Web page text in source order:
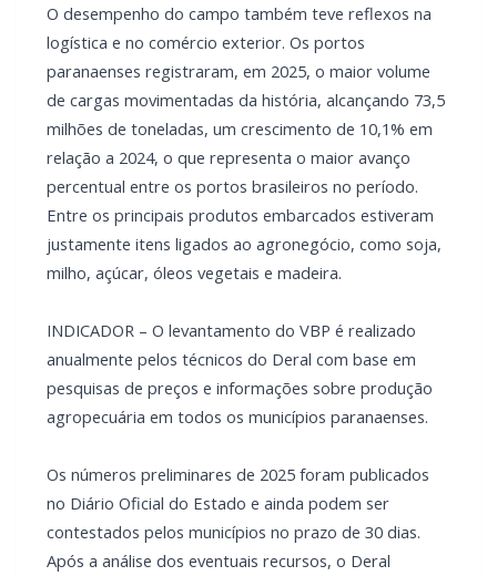
O desempenho do campo também teve reflexos na
logística e no comércio exterior. Os portos
paranaenses registraram, em 2025, o maior volume
de cargas movimentadas da história, alcançando 73,5
milhões de toneladas, um crescimento de 10,1% em
relação a 2024, o que representa o maior avanço
percentual entre os portos brasileiros no período.
Entre os principais produtos embarcados estiveram
justamente itens ligados ao agronegócio, como soja,
milho, açúcar, óleos vegetais e madeira.
INDICADOR – O levantamento do VBP é realizado
anualmente pelos técnicos do Deral com base em
pesquisas de preços e informações sobre produção
agropecuária em todos os municípios paranaenses.
Os números preliminares de 2025 foram publicados
no Diário Oficial do Estado e ainda podem ser
contestados pelos municípios no prazo de 30 dias.
Após a análise dos eventuais recursos, o Deral